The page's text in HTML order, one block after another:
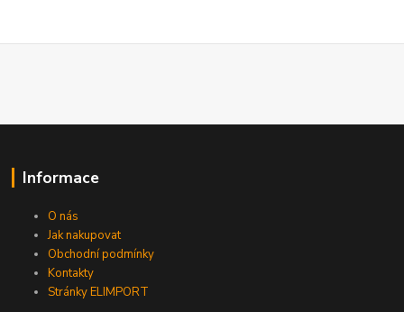
Informace
O nás
Jak nakupovat
Obchodní podmínky
Kontakty
Stránky ELIMPORT